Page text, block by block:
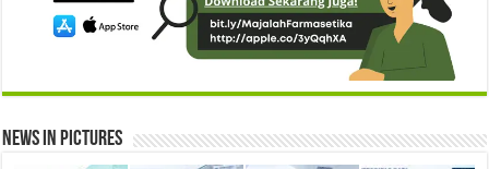
News in Pictures